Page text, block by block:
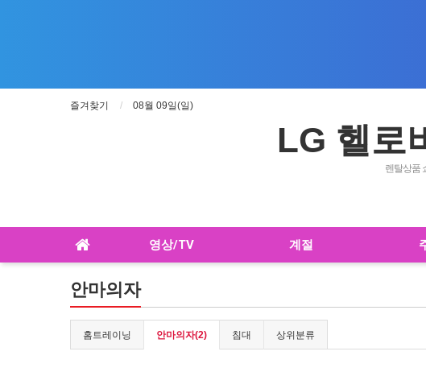
즐겨찾기 08월 09일(일)
LG 헬로
렌탈상품
영상/TV 계절
안마의자
홈트레이닝 안마의자(2) 침대 상위분류